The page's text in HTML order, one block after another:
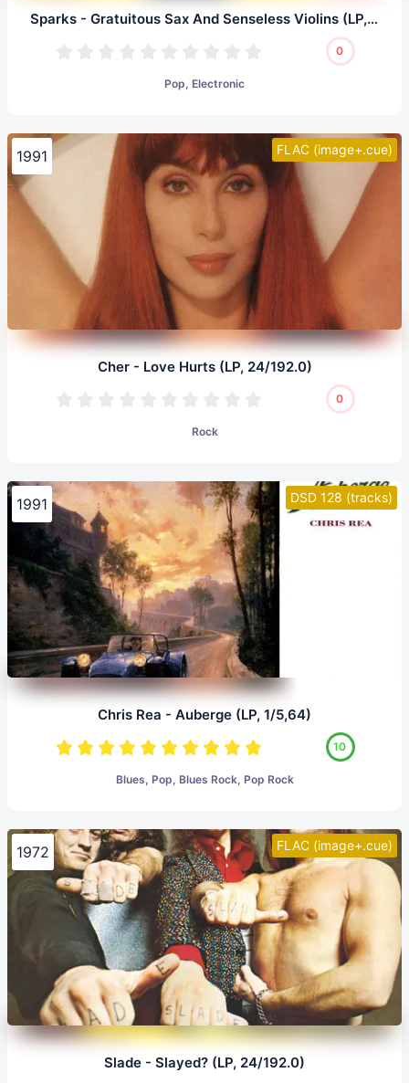
Sparks - Gratuitous Sax And Senseless Violins (LP, 24/96.0)
0
Pop, Electronic
FLAC (image+.cue)
1991
Cher - Love Hurts (LP, 24/192.0)
0
Rock
DSD 128 (tracks)
1991
Chris Rea - Auberge (LP, 1/5,64)
10
Blues, Pop, Blues Rock, Pop Rock
FLAC (image+.cue)
1972
Slade - Slayed? (LP, 24/192.0)